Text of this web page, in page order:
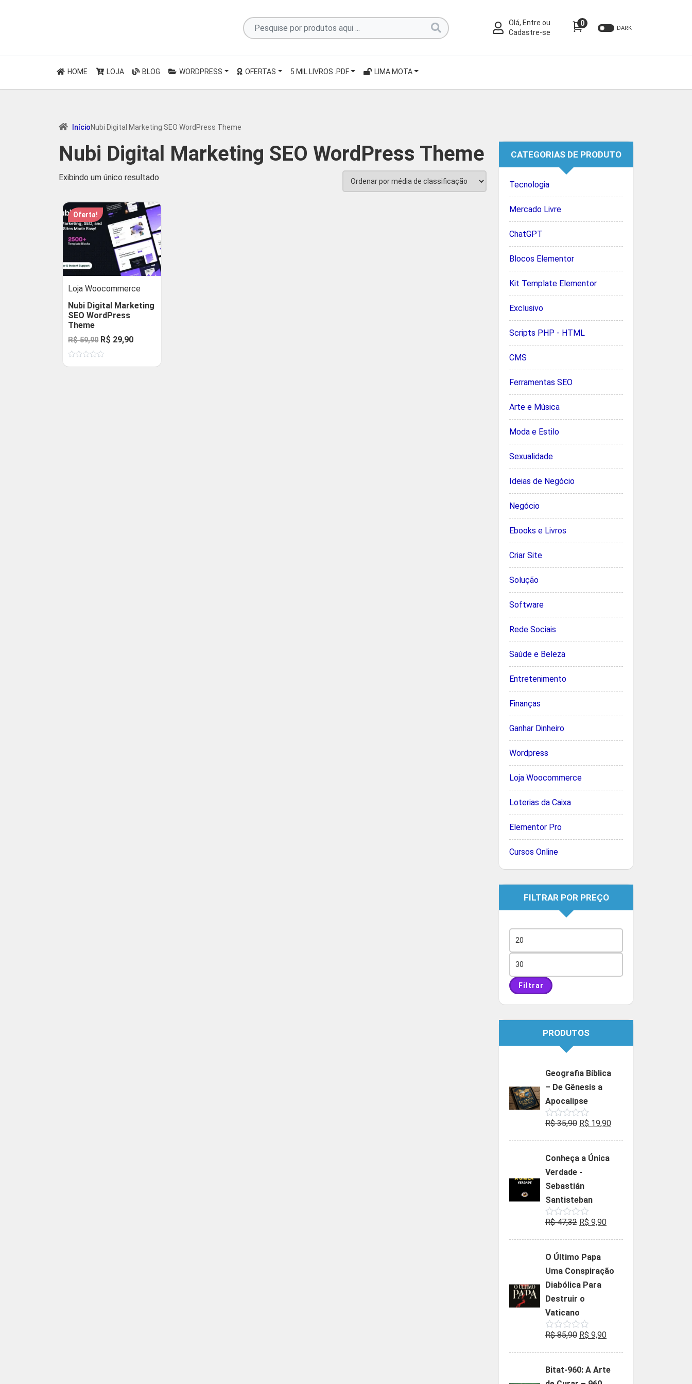
Pesquise
por
Olá, Entre ou
Cadastre-se
0
DARK
HOME LOJA BLOG WORDPRESS OFERTAS 5 MIL LIVROS .PDF LIMA MOTA
InícioNubi Digital Marketing SEO WordPress Theme
Nubi Digital Marketing SEO WordPress Theme
Exibindo um único resultado
Oferta!
Loja Woocommerce
Nubi Digital Marketing
SEO WordPress
Theme
R$59,90 O
preço
original
R$ 29,90O
atual
CATEGORIAS DE PRODUTO
Tecnologia
Mercado Livre
ChatGPT
Blocos Elementor
Kit Template Elementor
Exclusivo
Scripts PHP - HTML
CMS
Ferramentas SEO
Arte e Música
Moda e Estilo
Sexualidade
Ideias de Negócio
Negócio
Ebooks e Livros
Criar Site
Solução
Software
Rede Sociais
Saúde e Beleza
Entretenimento
Finanças
Ganhar Dinheiro
Wordpress
Loja Woocommerce
Loterias da Caixa
Elementor Pro
Cursos Online
FILTRAR POR PREÇO
mínimo
máximo
Filtrar
PRODUTOS
Geografia Bíblica
– De Gênesis a
Apocalipse
Avaliação
de
R$35,90 O
era:
R$ 19,90O
Conheça a Única
Verdade -
Sebastián
Santisteban
Avaliação
de
R$47,32 O
era:
R$ 47,32.
R$ 9,90O
R$ 9,90.
O Último Papa
Uma Conspiração
Diabólica Para
Destruir o
Vaticano
Avaliação
de
R$85,90 O
era:
R$ 9,90O
é:
Bitat-960: A Arte